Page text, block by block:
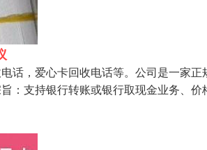
话，爱心卡回收电话等。公司是一家
：支持银行转账或银行取现金业务、